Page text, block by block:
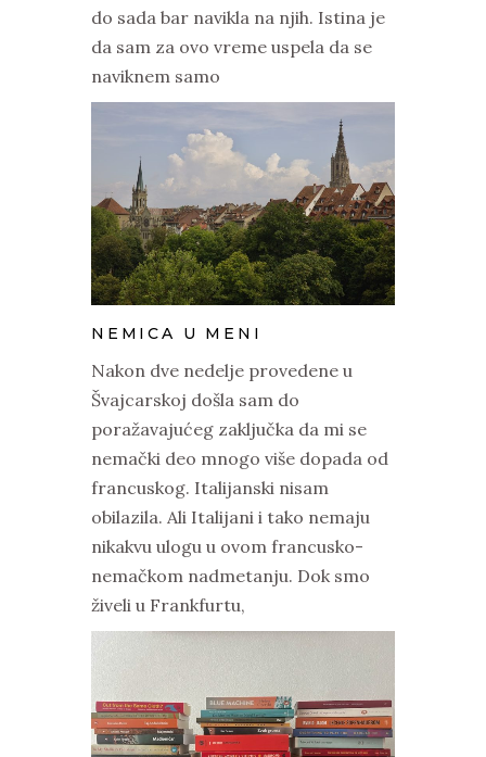
do sada bar navikla na njih. Istina je
da sam za ovo vreme uspela da se
naviknem samo
NEMICA U MENI
Nakon dve nedelje provedene u
Švajcarskoj došla sam do
poražavajućeg zaključka da mi se
nemački deo mnogo više dopada od
francuskog. Italijanski nisam
obilazila. Ali Italijani i tako nemaju
nikakvu ulogu u ovom francusko-
nemačkom nadmetanju. Dok smo
živeli u Frankfurtu,